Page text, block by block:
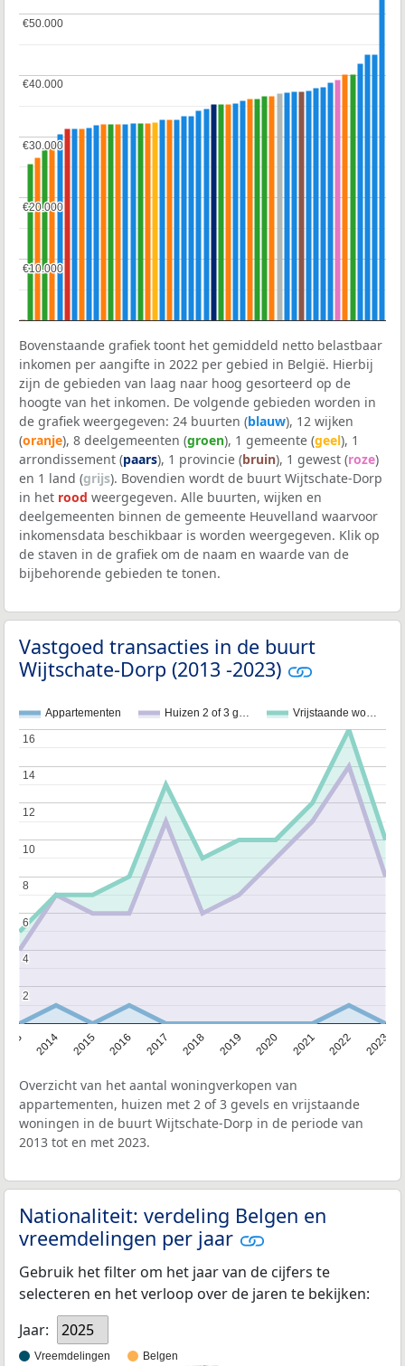
€10.000
€10.000
€20.000
€20.000
€30.000
€30.000
€40.000
€40.000
€50.000
€50.000
Bovenstaande grafiek toont het gemiddeld netto belastbaar
inkomen per aangifte in 2022 per gebied in België. Hierbij
zijn de gebieden van laag naar hoog gesorteerd op de
hoogte van het inkomen. De volgende gebieden worden in
de grafiek weergegeven: 24 buurten (blauw), 12 wijken
(oranje), 8 deelgemeenten (groen), 1 gemeente (geel), 1
arrondissement (paars), 1 provincie (bruin), 1 gewest (roze)
en 1 land (grijs). Bovendien wordt de buurt Wijtschate-Dorp
in het rood weergegeven. Alle buurten, wijken en
deelgemeenten binnen de gemeente Heuvelland waarvoor
inkomensdata beschikbaar is worden weergegeven. Klik op
de staven in de grafiek om de naam en waarde van de
bijbehorende gebieden te tonen.
Vastgoed transacties in de buurt
Wijtschate-Dorp (2013 -2023)
Appartementen Huizen 2 of 3 g… Vrijstaande wo…
2014 2015 2016 2017 2018 2019 2020 2021 2022 2023
2
2
4
4
6
6
8
8
10
10
12
12
14
14
16
16
Overzicht van het aantal woningverkopen van
appartementen, huizen met 2 of 3 gevels en vrijstaande
woningen in de buurt Wijtschate-Dorp in de periode van
2013 tot en met 2023.
Nationaliteit: verdeling Belgen en
vreemdelingen per jaar
Gebruik het filter om het jaar van de cijfers te
selecteren en het verloop over de jaren te bekijken:
Jaar:
2025
Vreemdelingen Belgen